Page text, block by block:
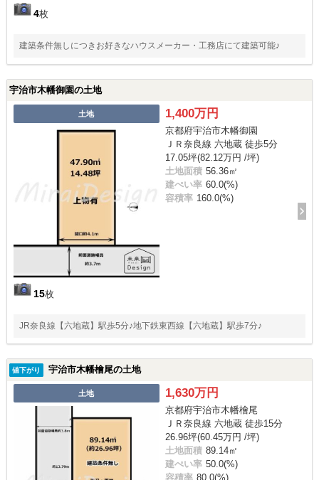
4枚
建築条件無しにつきお好きなハウスメーカー・工務店にて建築可能♪
宇治市木幡御園の土地
土地
15枚
1,400万円
京都府宇治市木幡御園
ＪＲ奈良線 六地蔵 徒歩5分
17.05坪(82.12万円 /坪)
土地面積 56.36㎡
建ぺい率 60.0(%)
容積率 160.0(%)
JR奈良線【六地蔵】駅歩5分♪地下鉄東西線【六地蔵】駅歩7分♪
値下がり 宇治市木幡檜尾の土地
土地 1,630万円
京都府宇治市木幡檜尾
ＪＲ奈良線 六地蔵 徒歩15分
26.96坪(60.45万円 /坪)
土地面積 89.14㎡
建ぺい率 50.0(%)
容積率 80.0(%)